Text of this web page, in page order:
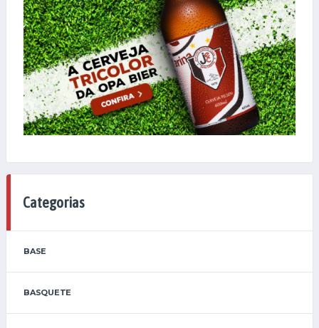
Categorias
BASE
BASQUETE